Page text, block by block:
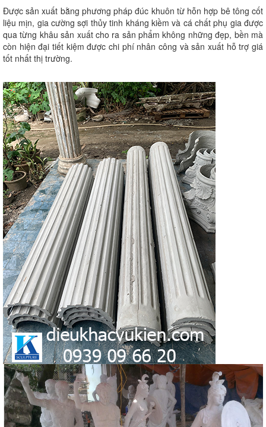
Được sản xuất bằng phương pháp đúc khuôn từ hỗn hợp bê tông cốt
liệu mịn, gia cường sợi thủy tinh kháng kiềm và cá chất phụ gia được
qua từng khâu sản xuất cho ra sản phẩm không những đẹp, bền mà
còn hiện đại tiết kiệm được chi phí nhân công và sản xuất hỗ trợ giá
tốt nhất thị trường.